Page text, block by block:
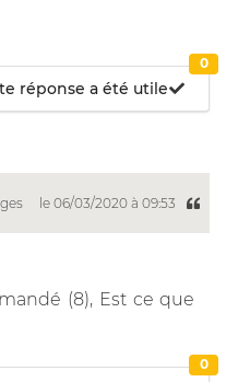
réponse a été utile
0
le 06/03/2020 à 09:53
(8), Est ce que
0